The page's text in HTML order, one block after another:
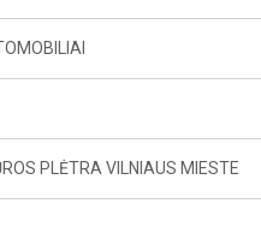
PLĖTRA VILNIAUS MIESTE